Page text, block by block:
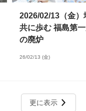
2026/02/13（金
共に歩む 福島第
の廃炉
26/02/13 (金)
更に表示